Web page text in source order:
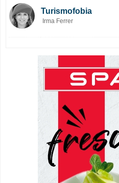
Turismofobia
Irma Ferrer